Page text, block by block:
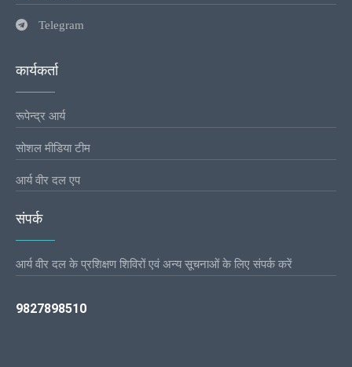
Telegram
कार्यकर्ता
रूपेन्द्र आर्य
सोशल मीडिया टीम
आर्य वीर दल एप
संपर्क
आर्य वीर दल के प्रशिक्षण शिविरों एवं अन्य सूचनाओं के लिए संपर्क करें
9827898510